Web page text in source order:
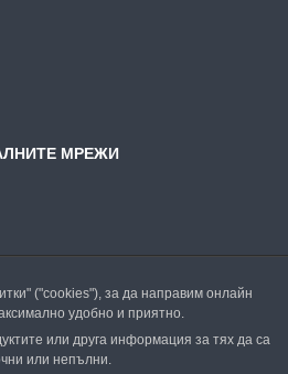
МРЕЖИ
("cookies"), за да направим онлайн
удобно и приятно.
или друга информация за тях да са
или непълни.